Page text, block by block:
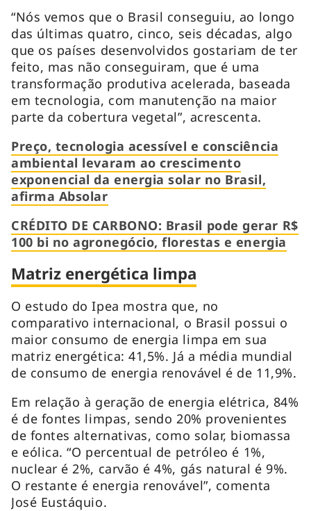
“Nós vemos que o Brasil conseguiu, ao longo
das últimas quatro, cinco, seis décadas, algo
que os países desenvolvidos gostariam de ter
feito, mas não conseguiram, que é uma
transformação produtiva acelerada, baseada
em tecnologia, com manutenção na maior
parte da cobertura vegetal”, acrescenta.
Preço, tecnologia acessível e consciência
ambiental levaram ao crescimento
exponencial da energia solar no Brasil,
afirma Absolar
CRÉDITO DE CARBONO: Brasil pode gerar R$
100 bi no agronegócio, florestas e energia
Matriz energética limpa
O estudo do Ipea mostra que, no
comparativo internacional, o Brasil possui o
maior consumo de energia limpa em sua
matriz energética: 41,5%. Já a média mundial
de consumo de energia renovável é de 11,9%.
Em relação à geração de energia elétrica, 84%
é de fontes limpas, sendo 20% provenientes
de fontes alternativas, como solar, biomassa
e eólica. “O percentual de petróleo é 1%,
nuclear é 2%, carvão é 4%, gás natural é 9%.
O restante é energia renovável”, comenta
José Eustáquio.